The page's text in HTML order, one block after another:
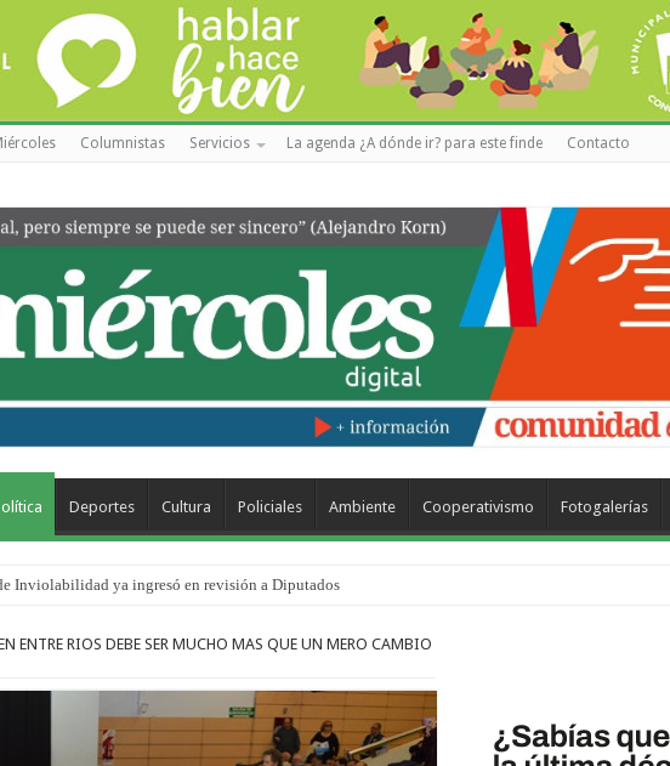
Columnistas Servicios La agenda ¿A dónde ir? para este finde Contacto
Deportes Cultura Policiales Ambiente Cooperativismo Fotogalerías
Inviolabilidad ya ingresó en revisión a Diputados
de Entre Ríos apoyó el amparo colectivo que frena el contrato con Teknofood
ENTRE RIOS DEBE SER MUCHO MAS QUE UN MERO CAMBIO